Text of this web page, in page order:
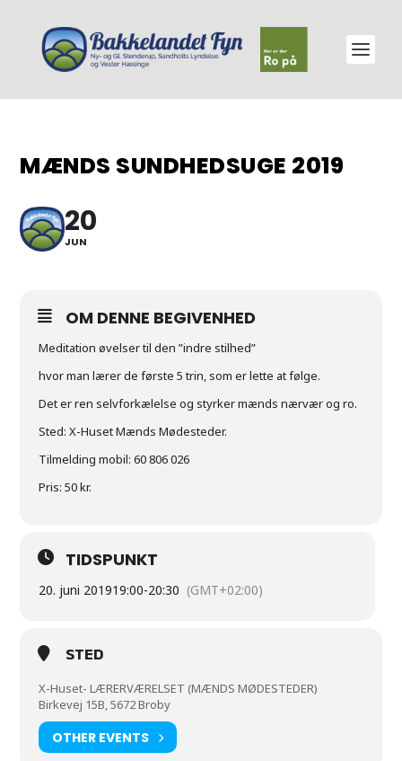
MÆNDS SUNDHEDSUGE 2019
20
JUN
OM DENNE BEGIVENHED
Meditation øvelser til den ”indre stilhed”
hvor man lærer de første 5 trin, som er lette at følge.
Det er ren selvforkælelse og styrker mænds nærvær og ro.
Sted: X-Huset Mænds Mødesteder.
Tilmelding mobil: 60 806 026
Pris: 50 kr.
TIDSPUNKT
20. juni 201919:00-20:30 (GMT+02:00)
STED
X-Huset- LÆRERVÆRELSET (MÆNDS MØDESTEDER)
Birkevej 15B, 5672 Broby
OTHER EVENTS